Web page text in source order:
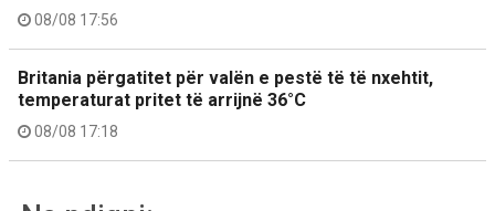
08/08 17:56
Britania përgatitet për valën e pestë të të nxehtit,
temperaturat pritet të arrijnë 36°C
08/08 17:18